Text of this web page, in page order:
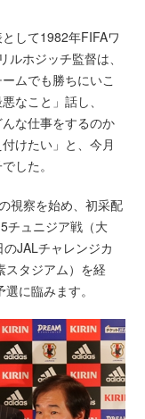
して1982年FIFAワ
ホジッチ監督は、
ムでも勝ちにいこ
なこと」話し、
な仕事をするのか
けたい」と、今月
した。
視察を始め、初采配
チュニジア戦（大
JALチャレンジカ
スタジアム）を経
に臨みます。